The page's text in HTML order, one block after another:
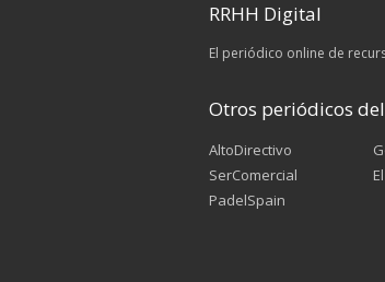
RRHH Digital
El periódico online de
Otros periódicos
AltoDirectivo
SerComercial
PadelSpain